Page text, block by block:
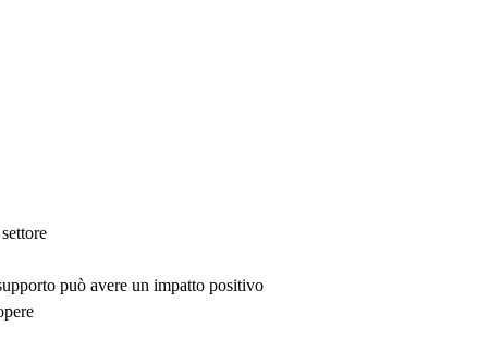
può avere un impatto positivo